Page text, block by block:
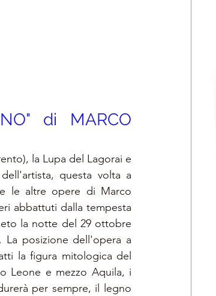
di MARCO
la Lupa del Lagorai e
questa volta a
le altre opere di Marco
abbattuti dalla tempesta
la notte del 29 ottobre
La posizione dell'opera a
la figura mitologica del
Leone e mezzo Aquila, i
per sempre, il legno